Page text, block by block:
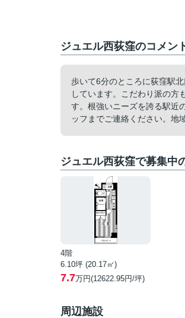
ジュエル西荻窪のコメン
歩いて6分のところに荻窪駅
しています。こだわり派の方
す。根強いニーズを誇る駅近
ッフまでご連絡ください。地
ジュエル西荻窪で募集中
4階
6.10坪 (20.17㎡)
7.7万円(12622.95円/坪)
周辺施設